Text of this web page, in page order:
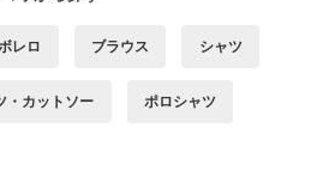
レロ ブラウス シャツ
・カットソー ポロシャツ